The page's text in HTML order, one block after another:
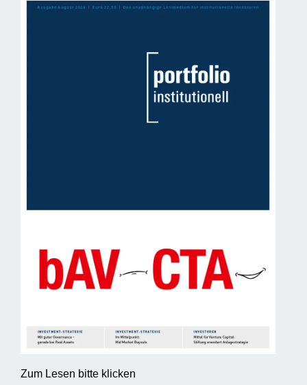
Zum Lesen bitte klicken